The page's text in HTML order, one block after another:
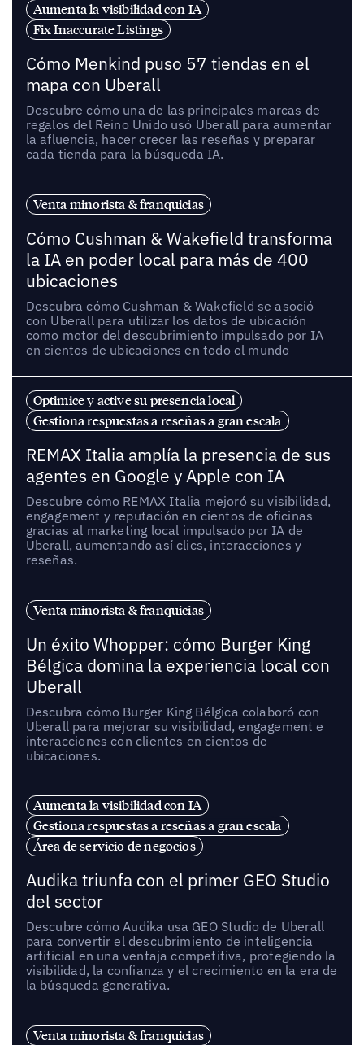
Aumenta la visibilidad con IA
Fix Inaccurate Listings
Cómo Menkind puso 57 tiendas en el
mapa con Uberall
Descubre cómo una de las principales marcas de
regalos del Reino Unido usó Uberall para aumentar
la afluencia, hacer crecer las reseñas y preparar
cada tienda para la búsqueda IA.
Venta minorista & franquicias
Cómo Cushman & Wakefield transforma
la IA en poder local para más de 400
ubicaciones
Descubra cómo Cushman & Wakefield se asoció
con Uberall para utilizar los datos de ubicación
como motor del descubrimiento impulsado por IA
en cientos de ubicaciones en todo el mundo
Optimice y active su presencia local
Gestiona respuestas a reseñas a gran escala
REMAX Italia amplía la presencia de sus
agentes en Google y Apple con IA
Descubre cómo REMAX Italia mejoró su visibilidad,
engagement y reputación en cientos de oficinas
gracias al marketing local impulsado por IA de
Uberall, aumentando así clics, interacciones y
reseñas.
Venta minorista & franquicias
Un éxito Whopper: cómo Burger King
Bélgica domina la experiencia local con
Uberall
Descubra cómo Burger King Bélgica colaboró con
Uberall para mejorar su visibilidad, engagement e
interacciones con clientes en cientos de
ubicaciones.
Aumenta la visibilidad con IA
Gestiona respuestas a reseñas a gran escala
Área de servicio de negocios
Audika triunfa con el primer GEO Studio
del sector
Descubre cómo Audika usa GEO Studio de Uberall
para convertir el descubrimiento de inteligencia
artificial en una ventaja competitiva, protegiendo la
visibilidad, la confianza y el crecimiento en la era de
la búsqueda generativa.
Venta minorista & franquicias